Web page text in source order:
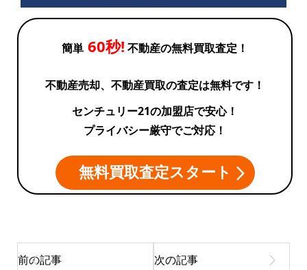
簡単 60秒! 不動産の無料買取査定！
不動産売却、不動産買取の査定は無料です！
センチュリー21の加盟店で安心！
プライバシー厳守でご対応！
無料買取査定スタート